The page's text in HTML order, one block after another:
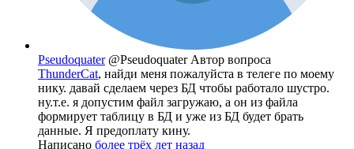
Pseudoquater @Pseudoquater Автор вопроса
ThunderCat, найди меня пожалуйста в телеге по моему
нику. давай сделаем через БД чтобы работало шустро.
ну.т.е. я допустим файл загружаю, а он из файла
формирует таблицу в БД и уже из БД будет брать
данные. Я предоплату кину.
Написано более трёх лет назад